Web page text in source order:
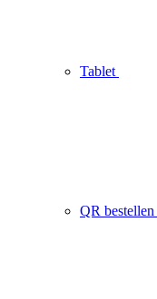
Tablet
QR bestellen